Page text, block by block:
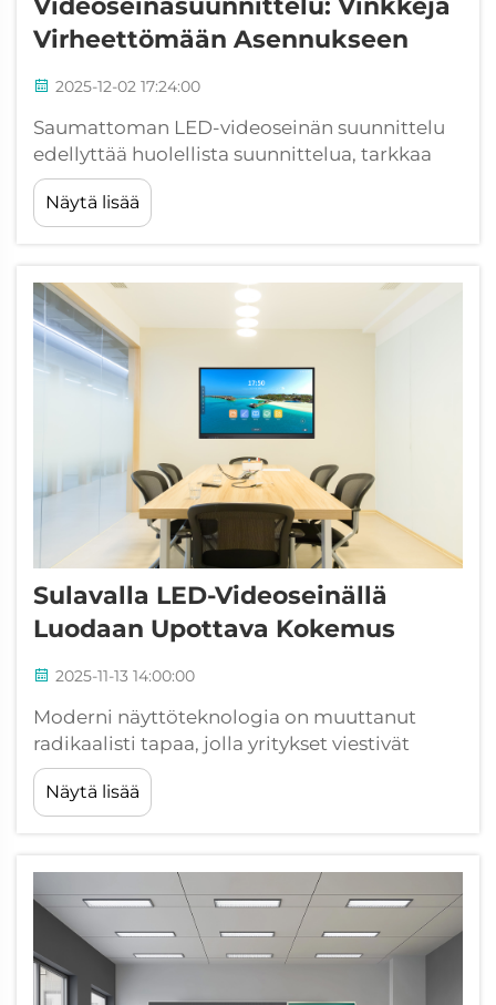
Virheettömään Asennukseen
2025-12-02 17:24:00
Saumattoman LED-videoseinän suunnittelu
edellyttää huolellista suunnittelua, tarkkaa
toteutusta ja huomiota teknisiin
yksityiskohtiin, jotka voivat tehdä tai rikkoa
asennuksen. Riippumatta siitä, suunnitteletko
vähittäiskauppaan tai viihdealalle...
Näytä lisää
Sulavalla LED-Videoseinällä
Luodaan Upottava Kokemus
2025-11-13 14:00:00
Moderni näyttöteknologia on muuttanut
radikaalisti tapaa, jolla yritykset viestivät
yleisölleen, ja tämän kehityksen kärjessä on
sulava LED-videoseinä. Nämä edistyneet
näyttöjärjestelmät tarjoavat vertaansa vailla
Näytä lisää